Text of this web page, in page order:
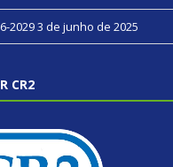
20293 de junho de 2025
CR2